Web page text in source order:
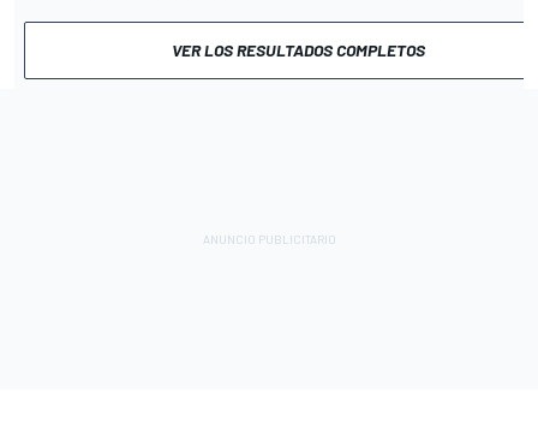
VER LOS RESULTADOS COMPLETOS